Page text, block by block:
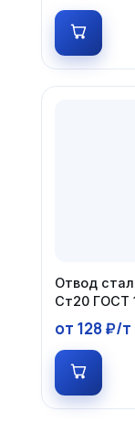
Отвод
Ст20 ГОСТ
от 128 ₽/т